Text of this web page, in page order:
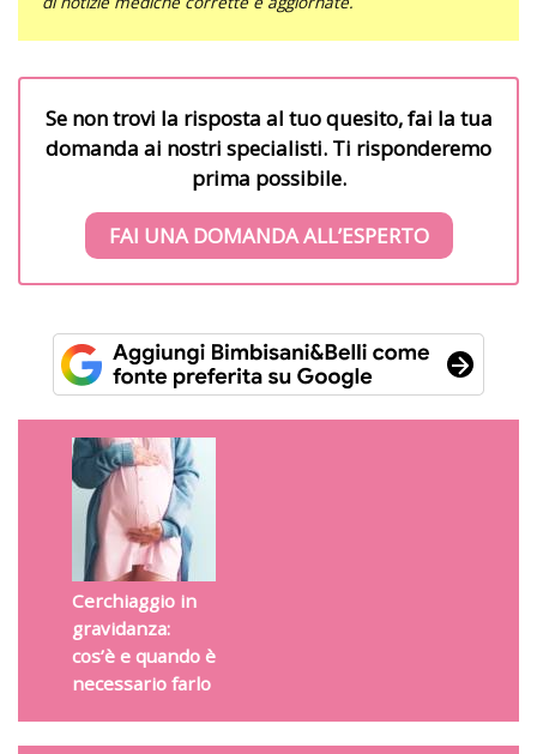
Se non trovi la risposta al tuo quesito, fai la tua
domanda ai nostri specialisti. Ti risponderemo
prima possibile.
FAI UNA DOMANDA ALL’ESPERTO
Cerchiaggio in
gravidanza:
cos’è e quando è
necessario farlo